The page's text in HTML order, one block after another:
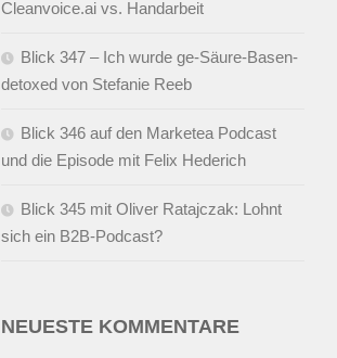
Cleanvoice.ai vs. Handarbeit
Blick 347 – Ich wurde ge-Säure-Basen-
detoxed von Stefanie Reeb
Blick 346 auf den Marketea Podcast
und die Episode mit Felix Hederich
Blick 345 mit Oliver Ratajczak: Lohnt
sich ein B2B-Podcast?
NEUESTE KOMMENTARE